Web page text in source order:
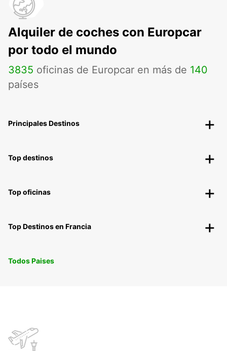
Alquiler de coches con Europcar
por todo el mundo
3835 oficinas de Europcar en más de 140
países
Principales Destinos
Top destinos
Top oficinas
Top Destinos en Francia
Todos Paises